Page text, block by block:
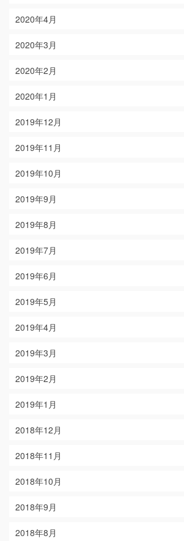
2020年4月
2020年3月
2020年2月
2020年1月
2019年12月
2019年11月
2019年10月
2019年9月
2019年8月
2019年7月
2019年6月
2019年5月
2019年4月
2019年3月
2019年2月
2019年1月
2018年12月
2018年11月
2018年10月
2018年9月
2018年8月